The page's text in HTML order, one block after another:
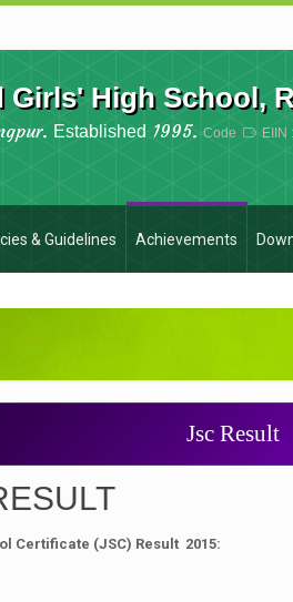
Girls' High School,
Established 1995.Code EIIN
& Guidelines Achievements
Jsc Result
Certificate (JSC) Result 2015: